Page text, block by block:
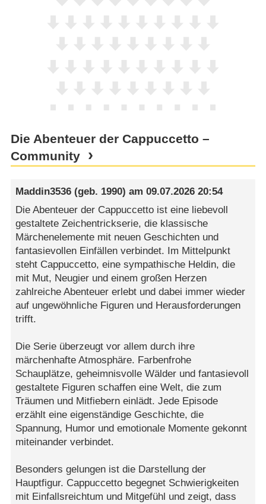
Die Abenteuer der Cappuccetto –
Community
Maddin3536 (geb. 1990) am09.07.2026 20:54
Die Abenteuer der Cappuccetto ist eine liebevoll
gestaltete Zeichentrickserie, die klassische
Märchenelemente mit neuen Geschichten und
fantasievollen Einfällen verbindet. Im Mittelpunkt
steht Cappuccetto, eine sympathische Heldin, die
mit Mut, Neugier und einem großen Herzen
zahlreiche Abenteuer erlebt und dabei immer wieder
auf ungewöhnliche Figuren und Herausforderungen
trifft.
Die Serie überzeugt vor allem durch ihre
märchenhafte Atmosphäre. Farbenfrohe
Schauplätze, geheimnisvolle Wälder und fantasievoll
gestaltete Figuren schaffen eine Welt, die zum
Träumen und Mitfiebern einlädt. Jede Episode
erzählt eine eigenständige Geschichte, die
Spannung, Humor und emotionale Momente gekonnt
miteinander verbindet.
Besonders gelungen ist die Darstellung der
Hauptfigur. Cappuccetto begegnet Schwierigkeiten
mit Einfallsreichtum und Mitgefühl und zeigt, dass